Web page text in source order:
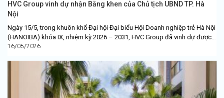
HVC Group vinh dự nhận Bằng khen của Chủ tịch UBND TP. Hà
Nội
Ngày 15/5, trong khuôn khổ Đại hội Đại biểu Hội Doanh nghiệp trẻ Hà Nội
(HANOIBA) khóa IX, nhiệm kỳ 2026 – 2031, HVC Group đã vinh dự được
Chủ...
16/05/2026